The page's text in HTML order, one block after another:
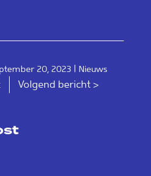
20, 2023 | Nieuws
Volgend bericht >